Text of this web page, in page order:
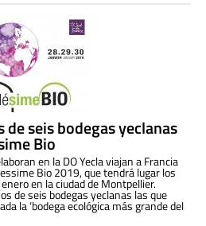
seis bodegas yeclanas
Bio
en la DO Yecla viajan a Francia
Bio 2019, que tendrá lugar los
en la ciudad de Montpellier.
de seis bodegas yeclanas las que
la ‘bodega ecológica más grande del